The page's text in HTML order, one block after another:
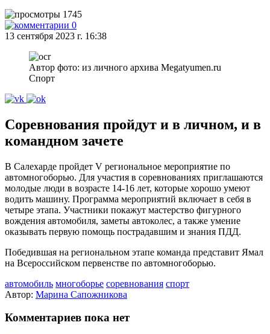
1745
0
13 сентября 2023 г. 16:38
Автор фото: из личного архива Megatyumen.ru
Спорт
Соревнования пройдут и в личном, и в
командном зачете
В Салехарде пройдет V региональное мероприятие по
автомногоборью. Для участия в соревнованиях приглашаются
молодые люди в возрасте 14-16 лет, которые хорошо умеют
водить машину. Программа мероприятий включает в себя в
четыре этапа. Участники покажут мастерство фигурного
вождения автомобиля, заметы автоколес, а также умение
оказывать первую помощь пострадавшим и знания ПДД.
Победившая на региональном этапе команда представит Ямал
на Всероссийском первенстве по автомногоборью.
автомобиль многоборье соревнования спорт
Автор: Марина Сапожникова
Комментариев пока нет